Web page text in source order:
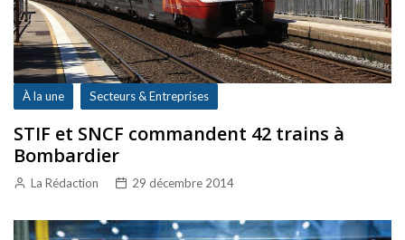
À la une Secteurs & Entreprises
STIF et SNCF commandent 42 trains à
Bombardier
La Rédaction 29 décembre 2014